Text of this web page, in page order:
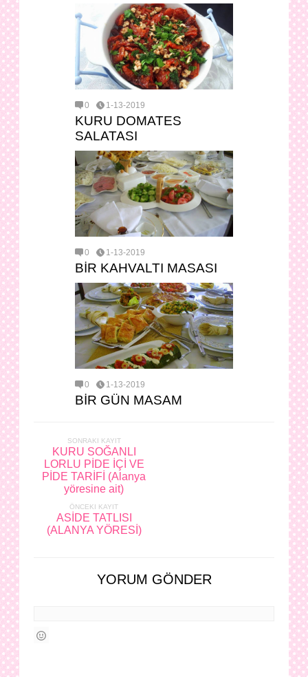
0 1-13-2019
KURU DOMATES
SALATASI
0 1-13-2019
BİR KAHVALTI MASASI
0 1-13-2019
BİR GÜN MASAM
SONRAKI KAYIT
KURU SOĞANLI
LORLU PİDE İÇİ VE
PİDE TARİFİ (Alanya
yöresine ait)
ÖNCEKI KAYIT
ASİDE TATLISI
(ALANYA YÖRESİ)
YORUM GÖNDER